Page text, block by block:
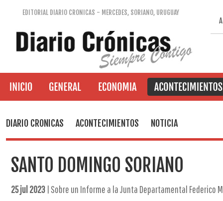
EDITORIAL DIARIO CRONICAS - MERCEDES, SORIANO, URUGUAY
DIARIO CRONICAS ACONTECIMIENTOS NOTICIA
SANTO DOMINGO SORIANO
25 jul 2023 | Sobre un Informe a la Junta Departamental Federico